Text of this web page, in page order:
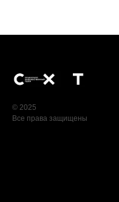
© 2025
Все права защищены